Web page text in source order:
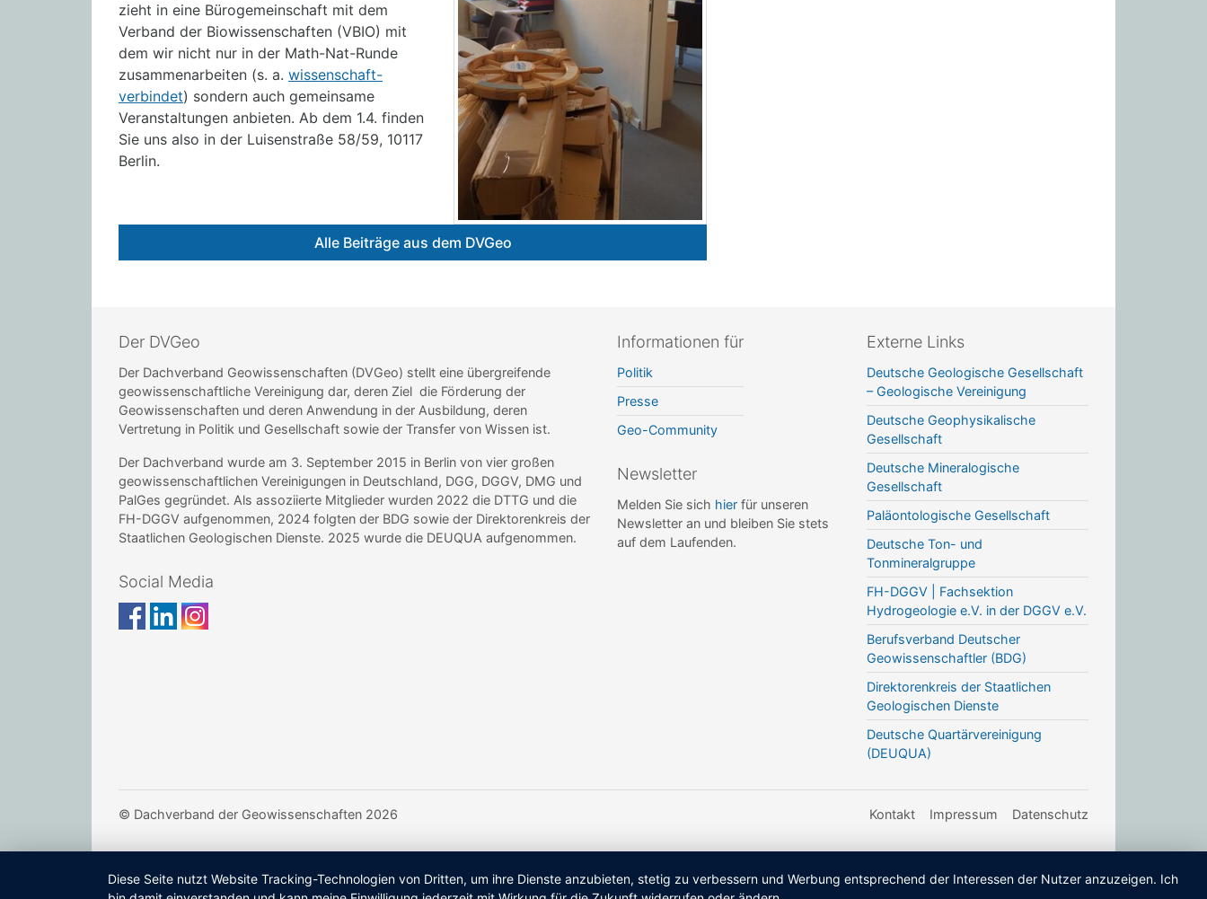
zieht in eine Bürogemeinschaft mit dem
Verband der Biowissenschaften (VBIO) mit
dem wir nicht nur in der Math-Nat-Runde
zusammenarbeiten (s. a. wissenschaft-
verbindet) sondern auch gemeinsame
Veranstaltungen anbieten. Ab dem 1.4. finden
Sie uns also in der Luisenstraße 58/59, 10117
Berlin.
Alle Beiträge aus dem DVGeo
Der DVGeo
Der Dachverband Geowissenschaften (DVGeo) stellt eine übergreifende
geowissenschaftliche Vereinigung dar, deren Ziel die Förderung der
Geowissenschaften und deren Anwendung in der Ausbildung, deren
Vertretung in Politik und Gesellschaft sowie der Transfer von Wissen ist.
Der Dachverband wurde am 3. September 2015 in Berlin von vier großen
geowissenschaftlichen Vereinigungen in Deutschland, DGG, DGGV, DMG und
PalGes gegründet. Als assoziierte Mitglieder wurden 2022 die DTTG und die
FH-DGGV aufgenommen, 2024 folgten der BDG sowie der Direktorenkreis der
Staatlichen Geologischen Dienste. 2025 wurde die DEUQUA aufgenommen.
Social Media
Informationen für
Politik
Presse
Geo-Community
Newsletter
Melden Sie sich hier für unseren
Newsletter an und bleiben Sie stets
auf dem Laufenden.
Externe Links
Deutsche Geologische Gesellschaft
– Geologische Vereinigung
Deutsche Geophysikalische
Gesellschaft
Deutsche Mineralogische
Gesellschaft
Paläontologische Gesellschaft
Deutsche Ton- und
Tonmineralgruppe
FH-DGGV | Fachsektion
Hydrogeologie e.V. in der DGGV e.V.
Berufsverband Deutscher
Geowissenschaftler (BDG)
Direktorenkreis der Staatlichen
Geologischen Dienste
Deutsche Quartärvereinigung
(DEUQUA)
© Dachverband der Geowissenschaften 2026 Kontakt Impressum Datenschutz
Diese Seite nutzt Website Tracking-Technologien von Dritten, um ihre Dienste anzubieten, stetig zu verbessern und Werbung entsprechend der Interessen der Nutzer anzuzeigen. Ich